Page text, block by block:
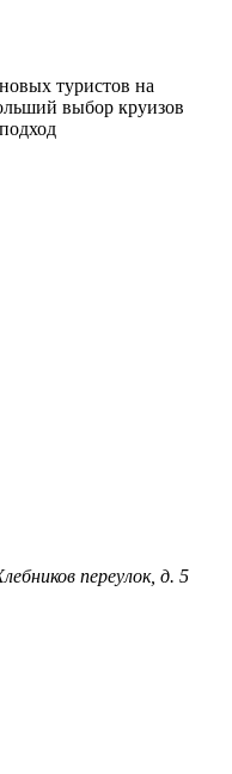
туристов на
выбор круизов
переулок, д. 5